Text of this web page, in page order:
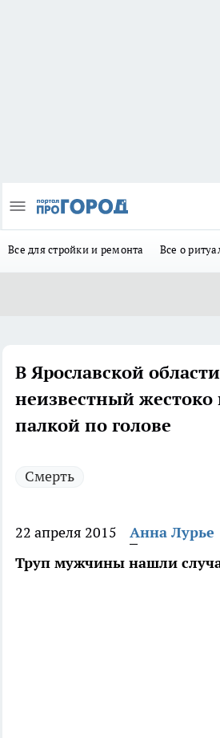
Все для стройки и ремонта Все о
В Ярославской области
неизвестный
палкой по голове
Смерть
22 апреля 2015
Анна Лурье
Труп мужчины нашли